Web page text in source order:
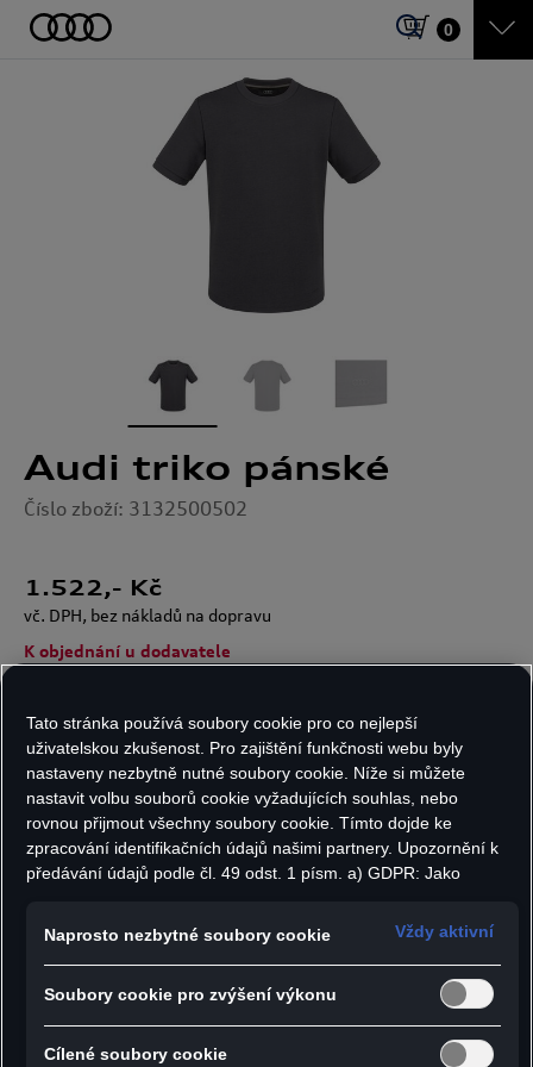
0
Audi triko pánské
Číslo zboží: 3132500502
1.522,- Kč
vč. DPH, bez nákladů na dopravu
K objednání u dodavatele
Velikost: Počet kusů:
Do košíku
- Tričko s krátkým rukávem a kulatým výstřihem
- Ležérní střih
- Svislý dělící šev na zádech
Tato stránka používá soubory cookie pro co nejlepší
uživatelskou zkušenost. Pro zajištění funkčnosti webu byly
nastaveny nezbytně nutné soubory cookie. Níže si můžete
nastavit volbu souborů cookie vyžadujících souhlas, nebo
rovnou přijmout všechny soubory cookie. Tímto dojde ke
zpracování identifikačních údajů našimi partnery. Upozornění k
předávání údajů podle čl. 49 odst. 1 písm. a) GDPR: Jako
používán Google Analytics. Nelze vyloučit, že společnost
Google Ireland jako náš smluvní partner předává osobní údaje
státech neexistuje úroveň ochrany osobních údajů věcně
rovnocenná Evropské unii a chybí rozhodnutí Evropské komise
o odpovídající ochraně. Z toho pro vás mohou vyplývat rizika,
Naprosto nezbytné soubory cookie Vždy aktivní
Soubory cookie pro zvýšení výkonu
Cílené soubory cookie